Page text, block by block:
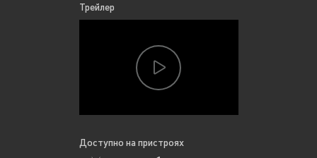
Трейлер
Доступно на пристроях